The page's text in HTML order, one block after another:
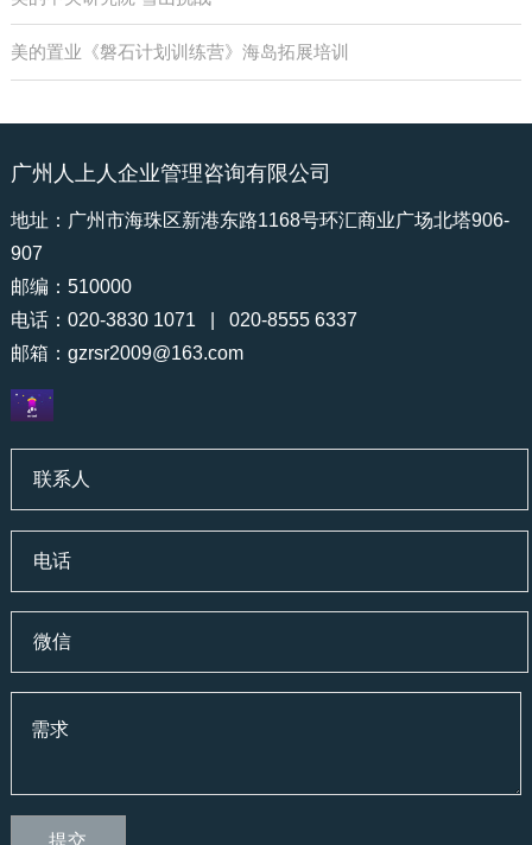
美的置业《磐石计划训练营》海岛拓展培训
广州人上人企业管理咨询有限公司
地址：广州市海珠区新港东路1168号环汇商业广场北塔906-
907
邮编：510000
电话：020-3830 1071 | 020-8555 6337
邮箱： gzrsr2009@163.com